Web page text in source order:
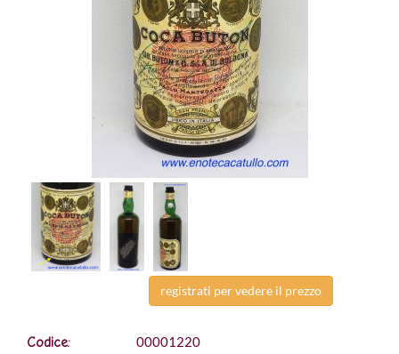
registrati per vedere il prezzo
Codice:
00001220